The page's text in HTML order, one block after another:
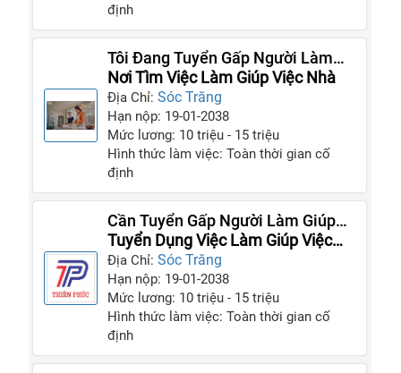
định
Tôi Đang Tuyển Gấp Người Làm
Giúp Việc Cho GĐ Tôi
Nơi Tìm Việc Làm Giúp Việc Nhà
Địa Chỉ:Sóc Trăng
Hạn nộp: 19-01-2038
Mức lương: 10 triệu - 15 triệu
Hình thức làm việc: Toàn thời gian cố
định
Cần Tuyển Gấp Người Làm Giúp
Việc Tại Nhà
Tuyển Dụng Việc Làm Giúp Việc
Nhà Theo Giờ
Địa Chỉ:Sóc Trăng
Hạn nộp: 19-01-2038
Mức lương: 10 triệu - 15 triệu
Hình thức làm việc: Toàn thời gian cố
định